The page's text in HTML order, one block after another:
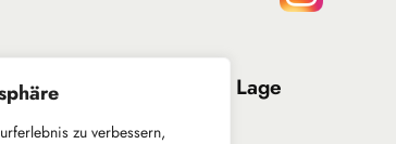
zu verbessern,
Lage